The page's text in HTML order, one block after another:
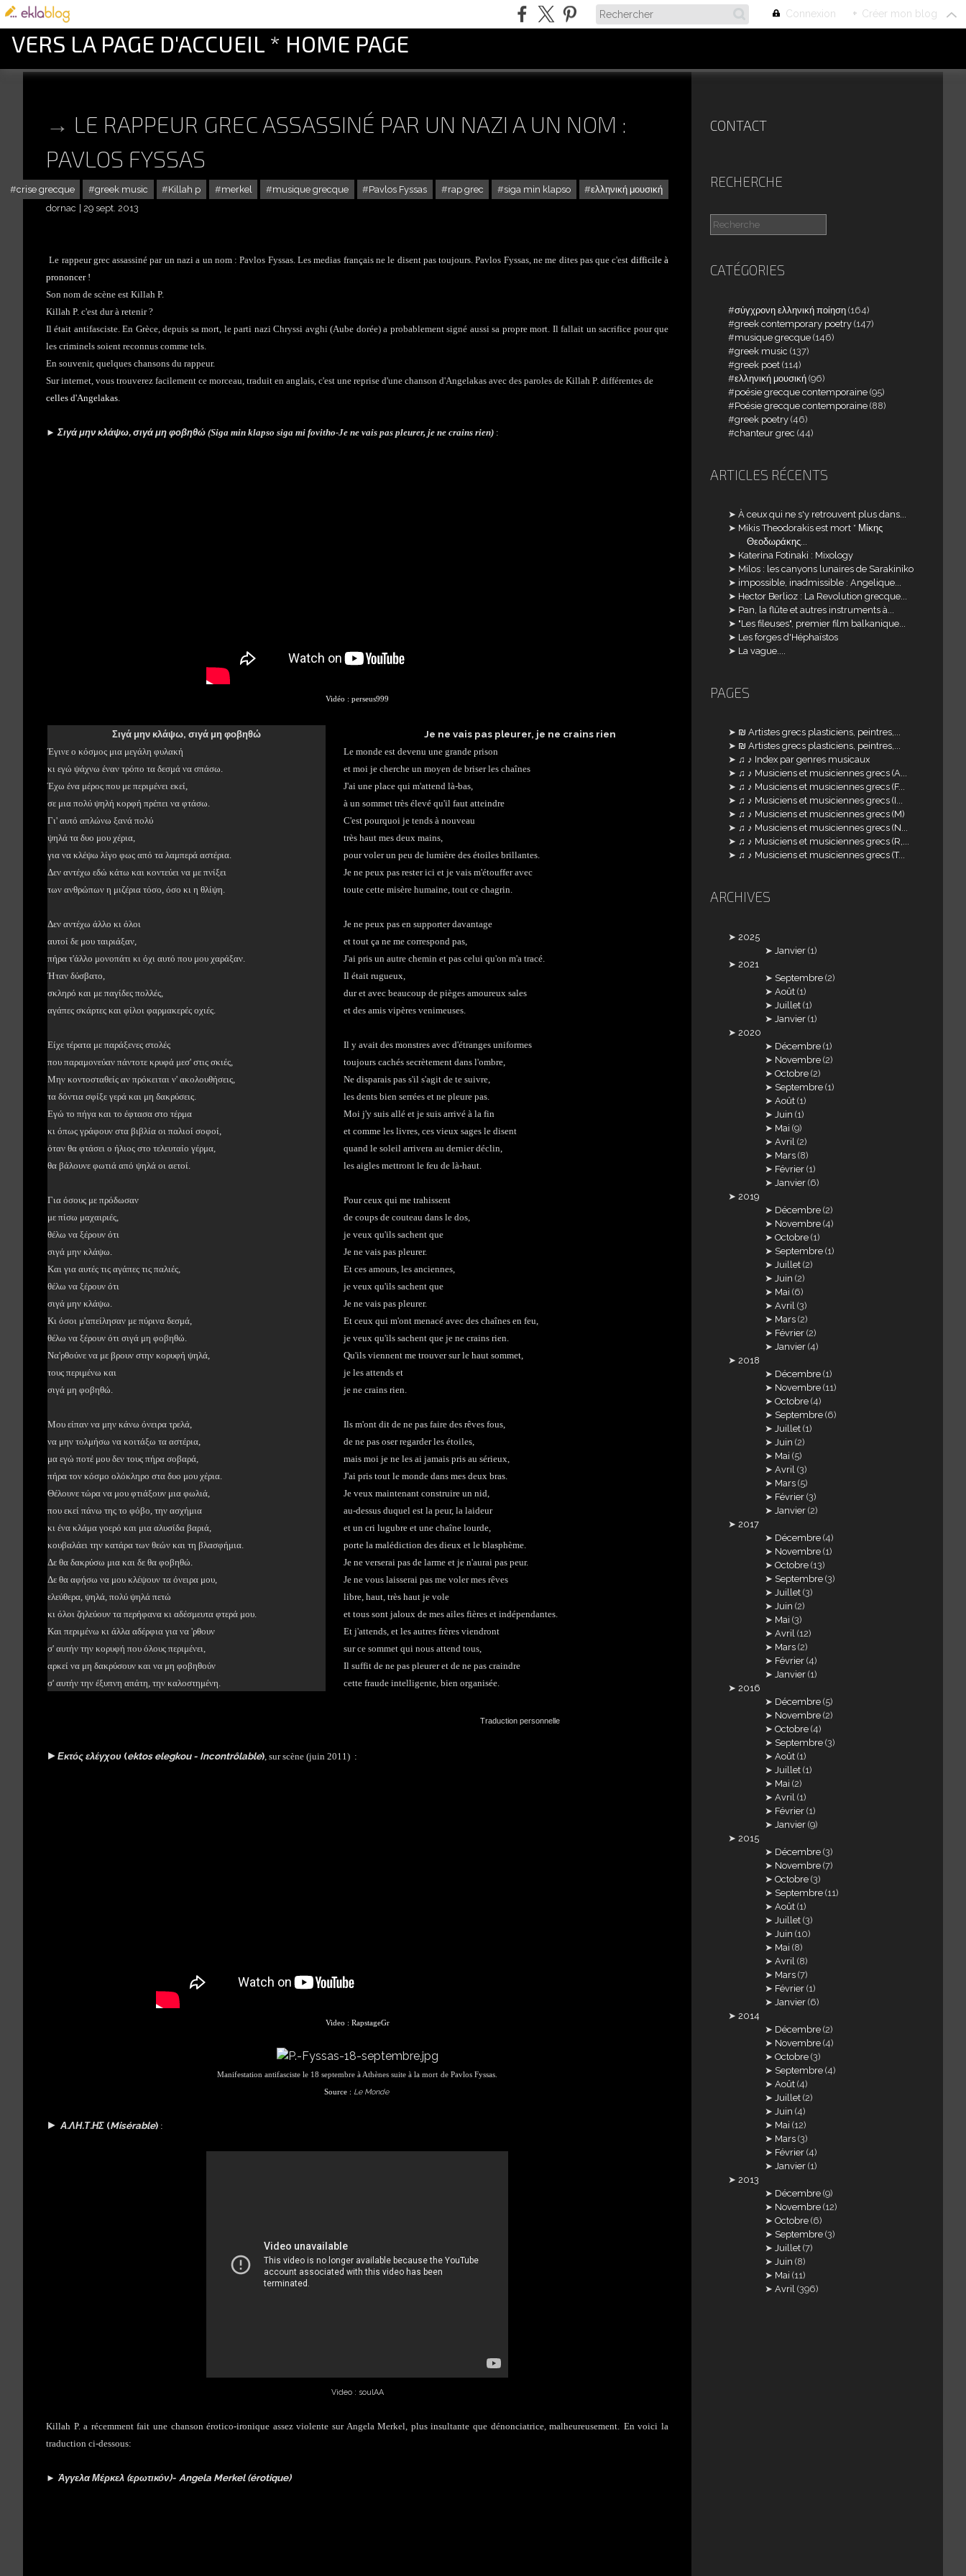
Connexion + Créer mon blog
VERS LA PAGE D'ACCUEIL * HOME PAGE
LE RAPPEUR GREC ASSASSINÉ PAR UN NAZI A UN NOM :
PAVLOS FYSSAS
crise grecque greek music Killah p merkel musique grecque Pavlos Fyssas rap grec siga min klapso
ελληνική μουσική
dornac
29 sept. 2013
Le rappeur grec assassiné par un nazi a un nom : Pavlos Fyssas. Les medias français ne le disent pas toujours. Pavlos Fyssas, ne me dites pas que c'est difficile à
prononcer!
Son nom de scène est Killah P.
Killah P. c'est dur à retenir ?
Il était antifasciste. En Grèce, depuis sa mort, le parti nazi Chryssi avghi (Aube dorée) a probablement signé aussi sa propre mort. Il fallait un sacrifice pour que
les criminels soient reconnus comme tels.
En souvenir, quelques chansons du rappeur.
Sur internet, vous trouverez facilement ce morceau, traduit en anglais, c'est une reprise d'une chanson d'Angelakas avec des paroles de Killah P. différentes de
celles d'Angelakas.
► Σιγά μην κλάψω, σιγά μη φοβηθώ (Siga min klapso siga mi fovitho-Je ne vais pas pleurer, je ne crains rien) :
Vidéo : perseus999
Σιγά μην κλάψω, σιγά μη φοβηθώ
Έγινε ο κόσμος μια μεγάλη φυλακή
κι εγώ ψάχνω έναν τρόπο τα δεσμά να σπάσω.
Έχω ένα μέρος που με περιμένει εκεί,
σε μια πολύ ψηλή κορφή πρέπει να φτάσω.
Γι' αυτό απλώνω ξανά πολύ
ψηλά τα δυο μου χέρια,
για να κλέψω λίγο φως από τα λαμπερά αστέρια.
Δεν αντέχω εδώ κάτω και κοντεύει να με πνίξει
των ανθρώπων η μιζέρια τόσο, όσο κι η θλίψη.
Δεν αντέχω άλλο κι όλοι
αυτοί δε μου ταιριάξαν,
πήρα τ'άλλο μονοπάτι κι όχι αυτό που μου χαράξαν.
Ήταν δύσβατο,
σκληρό και με παγίδες πολλές,
αγάπες σκάρτες και φίλοι φαρμακερές οχιές.
Είχε τέρατα με παράξενες στολές
που παραμονεύαν πάντοτε κρυφά μεσ' στις σκιές,
Μην κοντοσταθείς αν πρόκειται ν' ακολουθήσεις,
τα δόντια σφίξε γερά και μη δακρύσεις.
Εγώ το πήγα και το έφτασα στο τέρμα
κι όπως γράφουν στα βιβλία οι παλιοί σοφοί,
όταν θα φτάσει ο ήλιος στο τελευταίο γέρμα,
θα βάλουνε φωτιά από ψηλά οι αετοί.
Για όσους με πρόδωσαν
με πίσω μαχαιριές,
θέλω να ξέρουν ότι
σιγά μην κλάψω.
Και για αυτές τις αγάπες τις παλιές,
θέλω να ξέρουν ότι
σιγά μην κλάψω.
Κι όσοι μ'απείλησαν με πύρινα δεσμά,
θέλω να ξέρουν ότι σιγά μη φοβηθώ.
Να'ρθούνε να με βρουν στην κορυφή ψηλά,
τους περιμένω και
σιγά μη φοβηθώ.
Μου είπαν να μην κάνω όνειρα τρελά,
να μην τολμήσω να κοιτάξω τα αστέρια,
μα εγώ ποτέ μου δεν τους πήρα σοβαρά,
πήρα τον κόσμο ολόκληρο στα δυο μου χέρια.
Θέλουνε τώρα να μου φτιάξουν μια φωλιά,
που εκεί πάνω της το φόβο, την ασχήμια
κι ένα κλάμα γοερό και μια αλυσίδα βαριά,
κουβαλάει την κατάρα των θεών και τη βλασφήμια.
Δε θα δακρύσω μια και δε θα φοβηθώ.
Δε θα αφήσω να μου κλέψουν τα όνειρα μου,
ελεύθερα, ψηλά, πολύ ψηλά πετώ
κι όλοι ζηλεύουν τα περήφανα κι αδέσμευτα φτερά μου.
Και περιμένω κι άλλα αδέρφια για να 'ρθουν
σ' αυτήν την κορυφή που όλους περιμένει,
αρκεί να μη δακρύσουν και να μη φοβηθούν
σ' αυτήν την έξυπνη απάτη, την καλοστημένη.
Je ne vais pas pleurer, je ne crains rien
Le monde est devenu une grande prison
et moi je cherche un moyen de briser les chaînes
J'ai une place qui m'attend là-bas,
à un sommet très élevé qu'il faut atteindre
C'est pourquoi je tends à nouveau
très haut mes deux mains,
pour voler un peu de lumière des étoiles brillantes.
Je ne peux pas rester ici et je vais m'étouffer avec
toute cette misère humaine, tout ce chagrin.
Je ne peux pas en supporter davantage
et tout ça ne me correspond pas,
J'ai pris un autre chemin et pas celui qu'on m'a tracé.
Il était rugueux,
dur et avec beaucoup de pièges amoureux sales
et des amis vipères venimeuses.
Il y avait des monstres avec d'étranges uniformes
toujours cachés secrètement dans l'ombre,
Ne disparais pas s'il s'agit de te suivre,
les dents bien serrées et ne pleure pas.
Moi j'y suis allé et je suis arrivé à la fin
et comme les livres, ces vieux sages le disent
quand le soleil arrivera au dernier déclin,
les aigles mettront le feu de là-haut.
Pour ceux qui me trahissent
de coups de couteau dans le dos,
je veux qu'ils sachent que
Je ne vais pas pleurer.
Et ces amours, les anciennes,
je veux qu'ils sachent que
Je ne vais pas pleurer.
Et ceux qui m'ont menacé avec des chaînes en feu,
je veux qu'ils sachent que je ne crains rien.
Qu'ils viennent me trouver sur le haut sommet,
je les attends et
je ne crains rien.
Ils m'ont dit de ne pas faire des rêves fous,
de ne pas oser regarder les étoiles,
mais moi je ne les ai jamais pris au sérieux,
J'ai pris tout le monde dans mes deux bras.
Je veux maintenant construire un nid,
au-dessus duquel est la peur, la laideur
et un cri lugubre et une chaîne lourde,
porte la malédiction des dieux et le blasphème.
Je ne verserai pas de larme et je n'aurai pas peur.
Je ne vous laisserai pas me voler mes rêves
libre, haut, très haut je vole
et tous sont jaloux de mes ailes fières et indépendantes.
Et j'attends, et les autres frères viendront
sur ce sommet qui nous attend tous,
Il suffit de ne pas pleurer et de ne pas craindre
cette fraude intelligente, bien organisée.
Traduction personnelle
►Εκτός ελέγχου (ektos elegkou - Incontrôlable), sur scène (juin 2011) :
Video : RapstageGr
Manifestation antifasciste le 18 septembre à Athènes suite à la mort de Pavlos Fyssas
Source : Le Monde
► Α.ΛΗ.Τ.ΗΣ (Misérable) :
Video : soulAA
Killah P. a récemment fait une chanson érotico-ironique assez violente sur Angela Merkel, plus insultante que dénonciatrice, malheureusement. En voici la
traduction ci-dessous:
► Άγγελα Μέρκελ (ερωτικόν)- Angela Merkel (érotique)
CONTACT
RECHERCHE
CATÉGORIES
σύγχρονη ελληνική ποίηση (164)
greek contemporary poetry (147)
musique grecque (146)
greek music (137)
greek poet (114)
ελληνική μουσική (96)
poésie grecque contemporaine (95)
Poésie grecque contemporaine (88)
greek poetry (46)
chanteur grec (44)
ARTICLES RÉCENTS
À ceux qui ne s'y retrouvent plus dans...
Mikis Theodorakis est mort * Μίκης
Θεοδωράκης...
Katerina Fotinaki : Mixology
Milos : les canyons lunaires de Sarakiniko
impossible, inadmissible : Angelique...
Hector Berlioz : La Revolution grecque...
Pan, la flûte et autres instruments à...
"Les fileuses", premier film balkanique...
Les forges d'Héphaïstos
La vague....
PAGES
₪ Artistes grecs plasticiens, peintres,...
₪ Artistes grecs plasticiens, peintres,...
♫ ♪ Index par genres musicaux
♫ ♪ Musiciens et musiciennes grecs (A...
♫ ♪ Musiciens et musiciennes grecs (F...
♫ ♪ Musiciens et musiciennes grecs (I...
♫ ♪ Musiciens et musiciennes grecs (M)
♫ ♪ Musiciens et musiciennes grecs (N...
♫ ♪ Musiciens et musiciennes grecs (R,...
♫ ♪ Musiciens et musiciennes grecs (T...
ARCHIVES
2025
Janvier (1)
2021
Septembre (2)
Août (1)
Juillet (1)
Janvier (1)
2020
Décembre (1)
Novembre (2)
Octobre (2)
Septembre (1)
Août (1)
Juin (1)
Mai (9)
Avril (2)
Mars (8)
Février (1)
Janvier (6)
2019
Décembre (2)
Novembre (4)
Octobre (1)
Septembre (1)
Juillet (2)
Juin (2)
Mai (6)
Avril (3)
Mars (2)
Février (2)
Janvier (4)
2018
Décembre (1)
Novembre (11)
Octobre (4)
Septembre (6)
Juillet (1)
Juin (2)
Mai (5)
Avril (3)
Mars (5)
Février (3)
Janvier (2)
2017
Décembre (4)
Novembre (1)
Octobre (13)
Septembre (3)
Juillet (3)
Juin (2)
Mai (3)
Avril (12)
Mars (2)
Février (4)
Janvier (1)
2016
Décembre (5)
Novembre (2)
Octobre (4)
Septembre (3)
Août (1)
Juillet (1)
Mai (2)
Avril (1)
Février (1)
Janvier (9)
2015
Décembre (3)
Novembre (7)
Octobre (3)
Septembre (11)
Août (1)
Juillet (3)
Juin (10)
Mai (8)
Avril (8)
Mars (7)
Février (1)
Janvier (6)
2014
Décembre (2)
Novembre (4)
Octobre (3)
Septembre (4)
Août (4)
Juillet (2)
Juin (4)
Mai (12)
Mars (3)
Février (4)
Janvier (1)
2013
Décembre (9)
Novembre (12)
Octobre (6)
Septembre (3)
Juillet (7)
Juin (8)
Mai (11)
Avril (396)